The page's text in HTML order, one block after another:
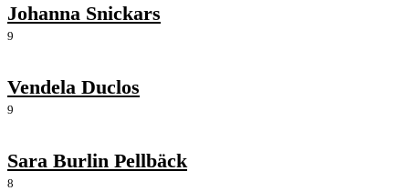
Johanna Snickars
9
Vendela Duclos
9
Sara Burlin Pellbäck
8